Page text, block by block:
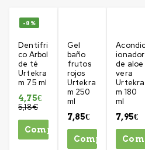
-8%
Dentífri
co Arbol
de té
Urtekra
m 75 ml
5,18€
4,75€
Comprar
Gel
baño
frutos
rojos
Urtekra
m 250
ml
7,85€
Comprar
Acondic
ionador
de aloe
vera
Urtekra
m 180
ml
7,95€